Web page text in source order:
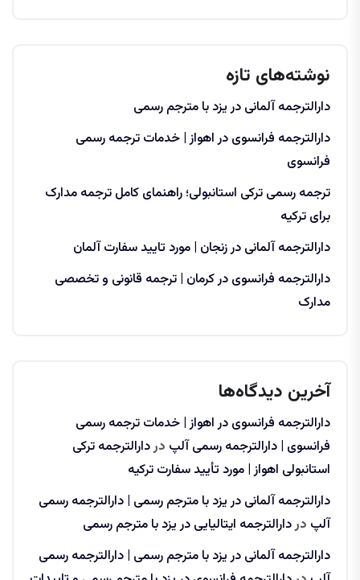
نوشته‌های تازه
دارالترجمه آلمانی در یزد با مترجم رسمی
دارالترجمه فرانسوی در اهواز | خدمات ترجمه رسمی
فرانسوی
ترجمه رسمی ترکی استانبولی؛ راهنمای کامل ترجمه مدارک
برای ترکیه
دارالترجمه آلمانی در زنجان | مورد تایید سفارت آلمان
دارالترجمه فرانسوی در کرمان | ترجمه قانونی و تخصصی
مدارک
آخرین دیدگاه‌ها
دارالترجمه فرانسوی در اهواز | خدمات ترجمه رسمی
فرانسوی | دارالترجمه رسمی آلپ دردارالترجمه ترکی
استانبولی اهواز | مورد تأیید سفارت ترکیه
دارالترجمه آلمانی در یزد با مترجم رسمی | دارالترجمه رسمی
آلپ دردارالترجمه ایتالیایی در یزد با مترجم رسمی
دارالترجمه آلمانی در یزد با مترجم رسمی | دارالترجمه رسمی